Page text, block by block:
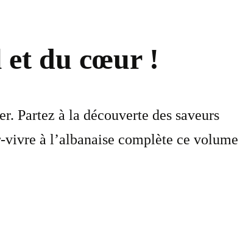
et du cœur !
Partez à la découverte des saveurs
à l’albanaise complète ce volume